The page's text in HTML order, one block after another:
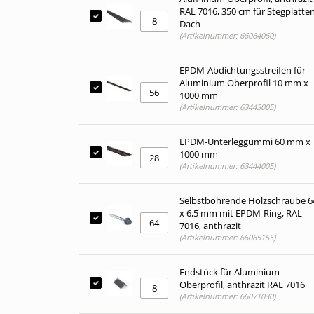
RAL 7016, 350 cm für Stegplatten
Dach
(Artikelnummer: 66064060)
EPDM-Abdichtungsstreifen für
Aluminium Oberprofil 10 mm x
1000 mm
(Artikelnummer: 63443005)
EPDM-Unterleggummi 60 mm x
1000 mm
(Artikelnummer: 63444005)
Selbstbohrende Holzschraube
x 6,5 mm mit EPDM-Ring, RAL
7016, anthrazit
(Artikelnummer: 66065155)
Endstück für Aluminium
Oberprofil, anthrazit RAL 7016
(Artikelnummer: 66071030)